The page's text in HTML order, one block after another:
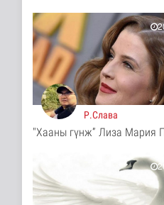
250 орчим ж..
Нийгэм
15 цаг 48
Шатахууны
нэмэгдүүлэх,
доголдлыг
Нийгэм
15 цаг 52
Ээлжит ..
Нийгэм
15 цаг 58
Р.Слава
"Хааны гүнж” Лиза Мария